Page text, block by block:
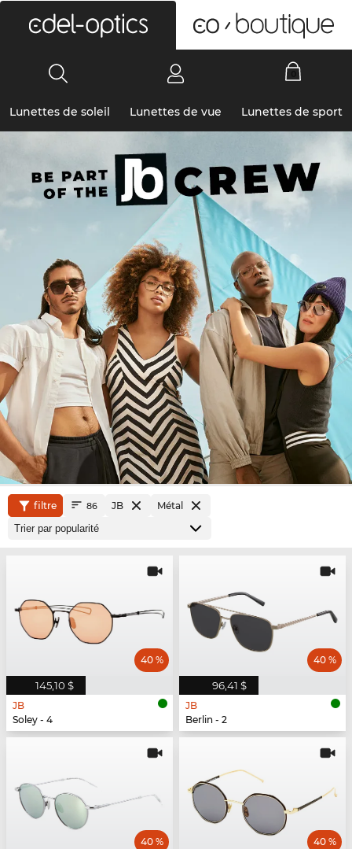
Lunettes de soleil Lunettes de vue Lunettes de sport
filtre 86 JB Métal
145,10 $
40 %
JB
Soley - 4
96,41 $
40 %
JB
Berlin - 2
40 % 40 %